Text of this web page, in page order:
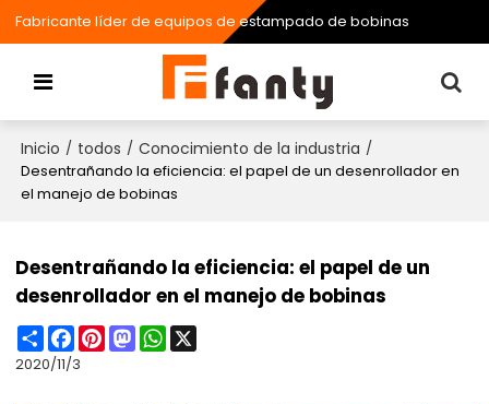
Fabricante líder de equipos de estampado de bobinas
Inicio / todos / Conocimiento de la industria /
Desentrañando la eficiencia: el papel de un desenrollador en
el manejo de bobinas
Desentrañando la eficiencia: el papel de un
desenrollador en el manejo de bobinas
ShareFacebook
PinterestMastodonWhatsApp
2020/11/3